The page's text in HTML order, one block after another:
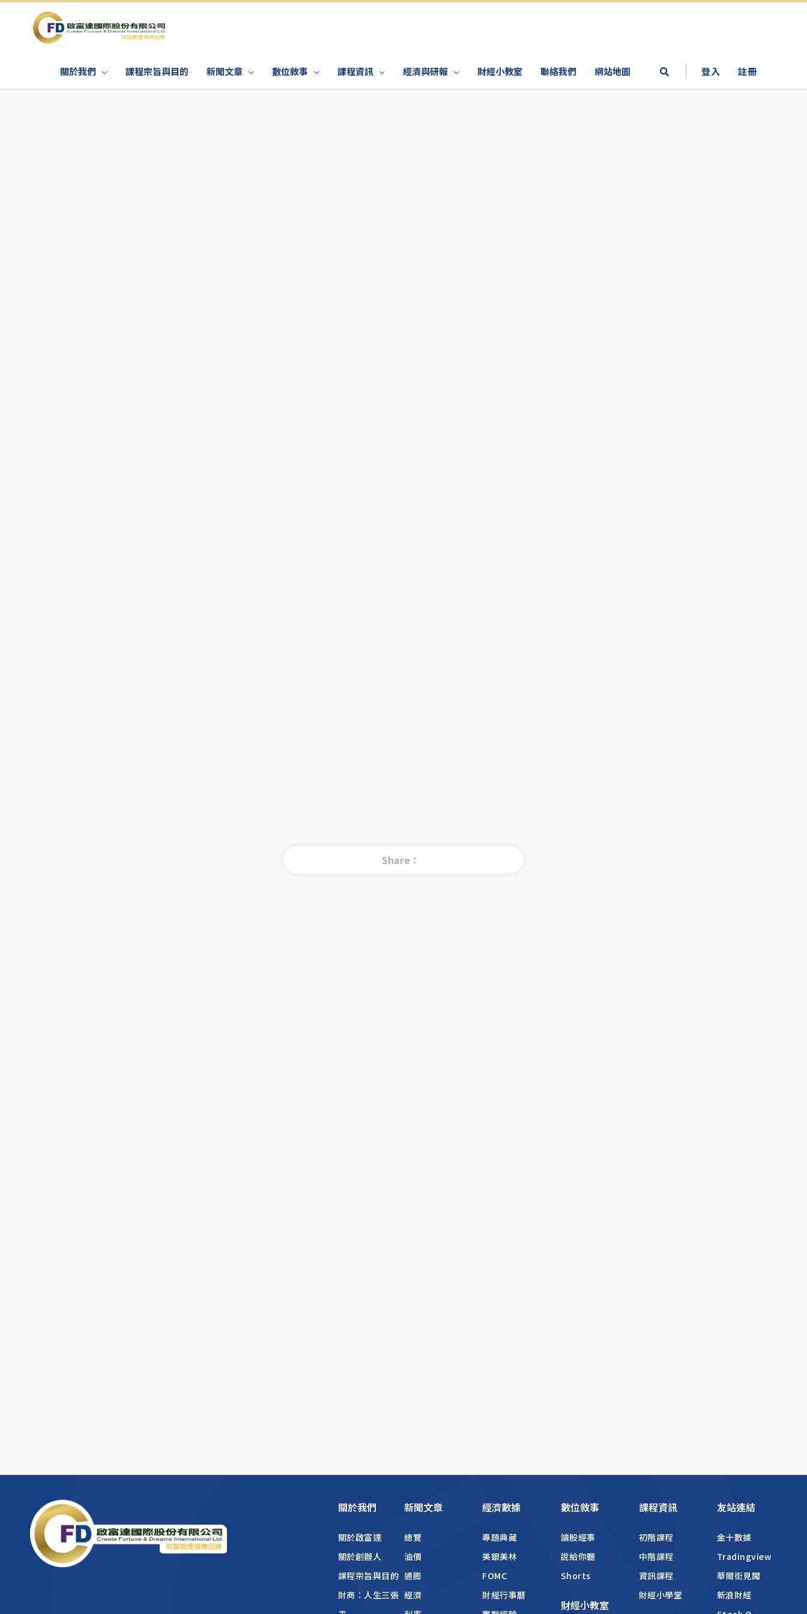
關於我們 課程宗旨與目的 新聞文章 數位敘事 課程資訊 經濟與研報 財經小教室 聯絡我們 網站地圖 登入 註冊
Share：
關於我們
關於啟富達
關於創辦人
課程宗旨與目的
財商：人生三張
新聞文章
總覽
油價
通膨
經濟
經濟數據
專題典藏
美銀美林
FOMC
財經行事曆
數位敘事
論股經事
說給你聽
Shorts
財經小教室
課程資訊
初階課程
中階課程
資訊課程
財經小學堂
友站連結
金十數據
Tradingview
華爾街見聞
新浪財經